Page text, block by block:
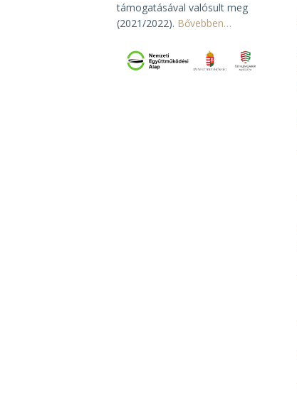
támogatásával valósult meg
(2021/2022). Bővebben…